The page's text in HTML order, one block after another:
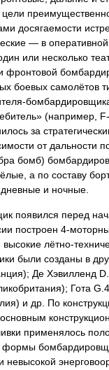
досягаемости
— в
или несколько
фронтовой
боевых самолётов
(например,
за
от дальности
бомб)
а по составу
и ночные.
появился перед
построен 4-
лётно-
были созданы в
Де Хэвилленд
Гота
и др. По
основным
применялось
формы